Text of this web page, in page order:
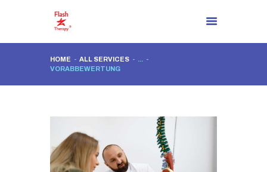
HOME ALL SERVICES
...
VORABBEWERTUNG
ES GIBT EINE LÖSUNG
LÖSUNGSPROZESSE
BLOG
KONTAKTIERE UNS